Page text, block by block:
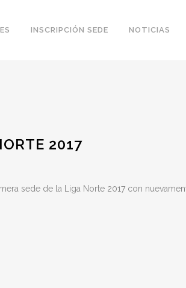
INSCRIPCIÓN SEDE NOTICIAS
2017
sede de la Liga Norte 2017 con